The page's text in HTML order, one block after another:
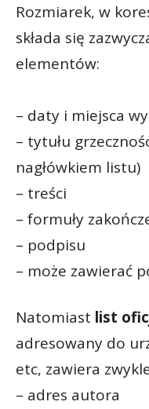
Rozmiarek, w
składa się
elementów:
– daty i miejsca
– tytułu
nagłówkiem listu)
– treści
– formuły
– podpisu
– może zawierać
Natomiast list
adresowany do
etc, zawiera
– adres autora